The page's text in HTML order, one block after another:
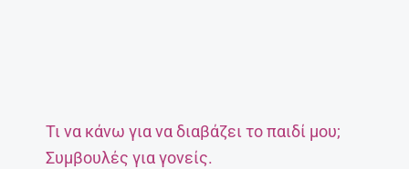
Τι να κάνω για να διαβάζει το παιδί μου;
Συμβουλές για γονείς.